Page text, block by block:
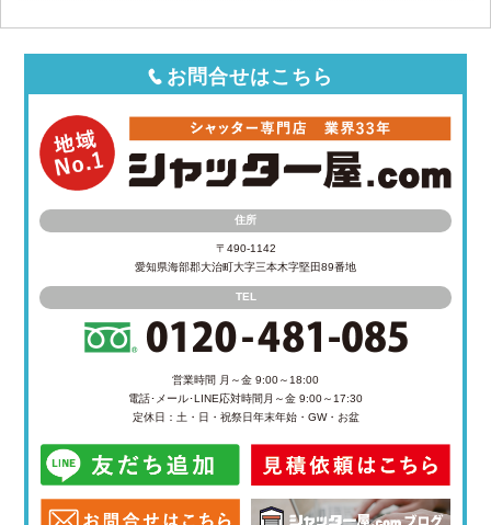
お問合せはこちら
住所
〒490-1142
愛知県海部郡大治町大字三本木字堅田89番地
TEL
営業時間 月～金 9:00～18:00
電話･メール･LINE応対時間 月～金 9:00～17:30
定休日：土・日・祝祭日年末年始・GW・お盆